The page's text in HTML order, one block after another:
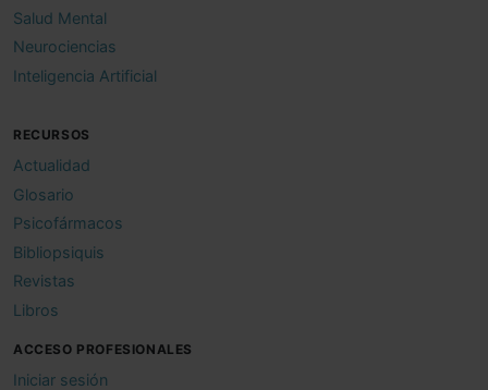
Salud Mental
Neurociencias
Inteligencia Artificial
RECURSOS
Actualidad
Glosario
Psicofármacos
Bibliopsiquis
Revistas
Libros
ACCESO PROFESIONALES
Iniciar sesión